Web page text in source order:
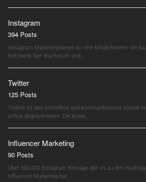
Instagram
394 Posts
Instagram Marketing bietet so viele Möglichkeiten wie
Netzwerk. Der Wachstum und…
Twitter
125 Posts
Twitter ist das schnellste und kommunikativste soziale
schon abgeschrieben. Die letzen…
Influencer Marketing
90 Posts
Über 500.000 Instagram Beiträge gibt es zu den
Influencer Marketing hat…